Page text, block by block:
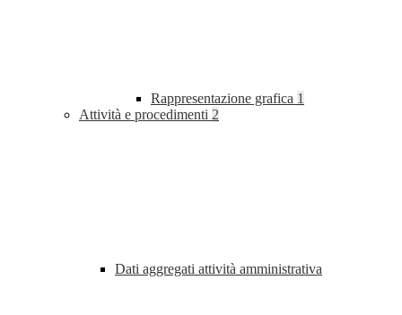
Rappresentazione grafica 1
Attività e procedimenti 2
Dati aggregati attività amministrativa